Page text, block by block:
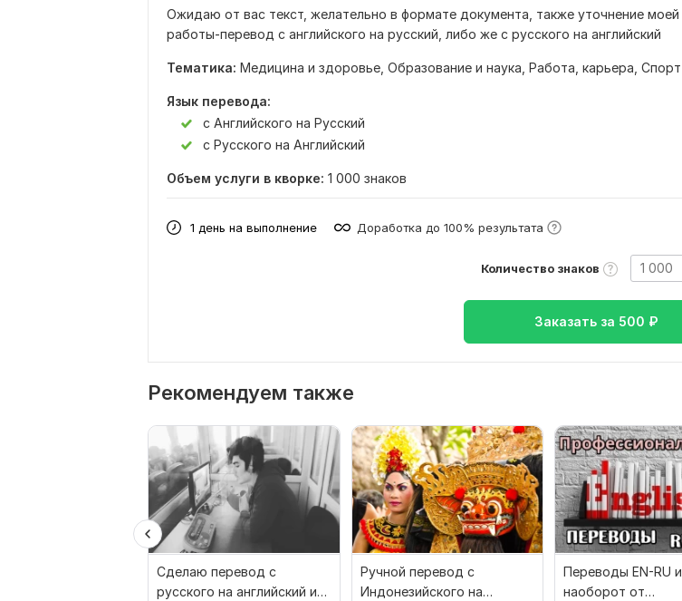
Ожидаю от вас текст, желательно в формате документа, также уточнение моей
работы-перевод с английского на русский, либо же с русского на английский
Тематика: Медицина и здоровье, Образование и наука, Работа, карьера, Спорт
Язык перевода:
с Английского на Русский
с Русского на Английский
Объем услуги в кворке: 1 000 знаков
1 день на выполнение Доработка до 100% результата
Количество знаков
Заказать за 500 ₽
Рекомендуем также
Сделаю перевод с
русского на английский и
Ручной перевод с
Индонезийского на
Переводы EN-RU и
наоборот от